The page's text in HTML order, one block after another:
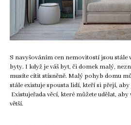
S navyšováním cen nemovitostí jsou
byty. I když je váš byt, či domek malý,
musíte cítit stísněně. Malý pohyb domu
stále existuje spousta lidí, kteří si přejí,
Existujeřada věcí, které můžete udělat,
větší.